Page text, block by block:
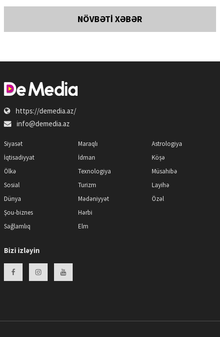
NÖVBƏTİ XƏBƏR
https://demedia.az/
info@demedia.az
Siyasət
İqtisadiyyat
Ölkə
Sosial
Dünya
Şou-biznes
Sağlamlıq
Maraqlı
İdman
Texnologiya
Turizm
Mədəniyyət
Hərbi
Elm
Astrologiya
Köşə
Müsahibə
Layihə
Özəl
Bizi izləyin